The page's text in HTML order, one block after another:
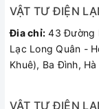
VẬT TƯ ĐIỆN
Đia chỉ: 43 Đường
Lạc Long Quân -
Khuê), Ba Đình, Hà
VẬT TƯ ĐIỆN